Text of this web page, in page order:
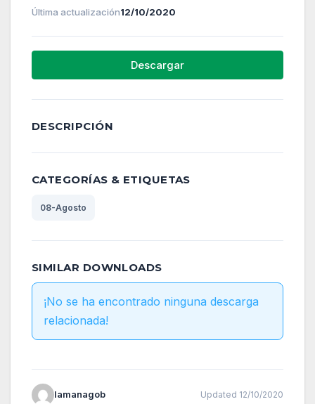
Última actualización12/10/2020
Descargar
DESCRIPCIÓN
CATEGORÍAS & ETIQUETAS
08-Agosto
SIMILAR DOWNLOADS
¡No se ha encontrado ninguna descarga
relacionada!
lamanagob Updated 12/10/2020